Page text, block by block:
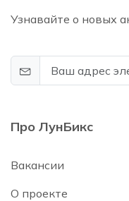
Узнавайте о новых
Про ЛунБикс
Вакансии
О проекте